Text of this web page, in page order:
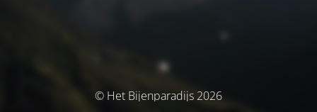
© Het Bijenparadijs 2026